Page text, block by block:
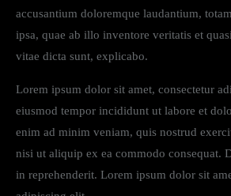
accusantium doloremque laudantium,
ipsa, quae ab illo inventore veritatis et
vitae dicta sunt, explicabo.
Lorem ipsum dolor sit amet, consectetur
eiusmod tempor incididunt ut labore et
enim ad minim veniam, quis nostrud
nisi ut aliquip ex ea commodo consequat.
in reprehenderit. Lorem ipsum dolor sit